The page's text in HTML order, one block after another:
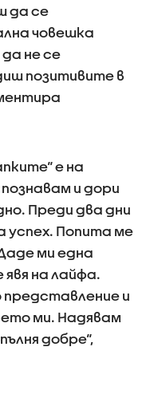
да се
човешка
не се
позитивите в
е на
и дори
Преди два дни
успех. Попита ме
ми една
явя на лайфа.
и
ми. Надявам
добре“,